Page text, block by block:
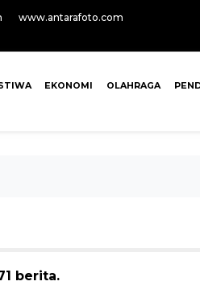
www.antarafoto.com
EKONOMI OLAHRAGA
berita.